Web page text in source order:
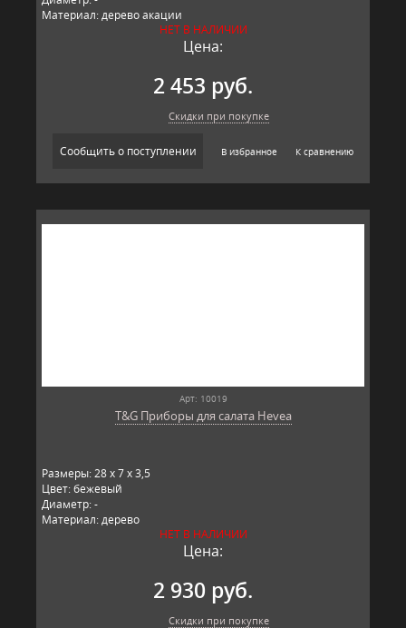
Материал: дерево акации
Производитель: T&G, Великобритания
НЕТ В НАЛИЧИИ
Цена:
2 453 руб.
Скидки при покупке
Сообщить о поступлении В избранное К сравнению
Арт: 10019
T&G Приборы для салата Hevea
Размеры: 28 x 7 x 3,5
Цвет: бежевый
Диаметр: -
Материал: дерево
Производитель: T&G, КитайНЕТ В НАЛИЧИИ
Цена:
2 930 руб.
Скидки при покупке